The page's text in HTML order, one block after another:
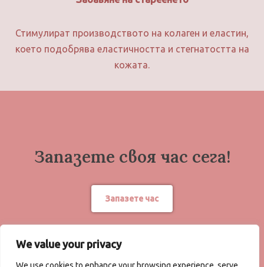
We value your privacy
Стимулират производството на колаген и еластин,
което подобрява еластичността и стегнатостта на
кожата.
Запазете своя час сега!
Запазете час